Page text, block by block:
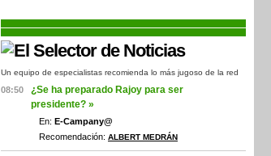
Un equipo de especialistas recomienda lo más jugoso de la red
08:50
¿Se ha preparado Rajoy para ser
presidente? »
En: E-Campany@
Recomendación: ALBERT MEDRÁN